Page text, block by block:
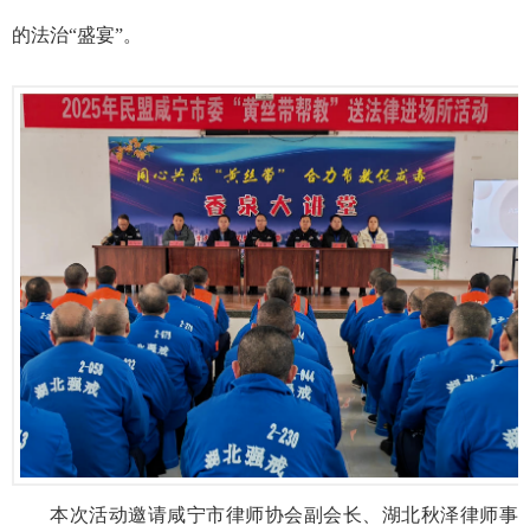
的法治“盛宴”。
本次活动邀请咸宁市律师协会副会长、湖北秋泽律师事